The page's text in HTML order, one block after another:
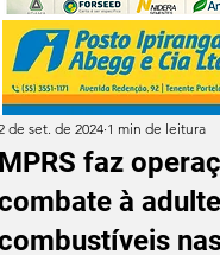
faz
à
de set. de 2024 1 min de leitura